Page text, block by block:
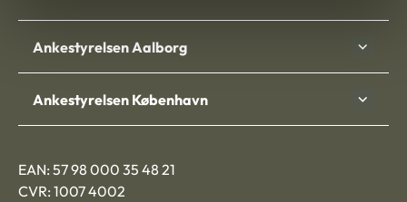
Ankestyrelsen Aalborg
Ankestyrelsen København
EAN: 57 98 000 35 48 21
CVR: 1007 4002